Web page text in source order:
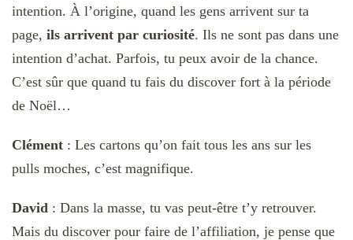
intention. À l’origine, quand les gens arrivent sur ta
page, ils arrivent par curiosité. Ils ne sont pas dans une
intention d’achat. Parfois, tu peux avoir de la chance.
C’est sûr que quand tu fais du discover fort à la période
de Noël…
Clément : Les cartons qu’on fait tous les ans sur les
pulls moches, c’est magnifique.
David : Dans la masse, tu vas peut-être t’y retrouver.
Mais du discover pour faire de l’affiliation, je pense que